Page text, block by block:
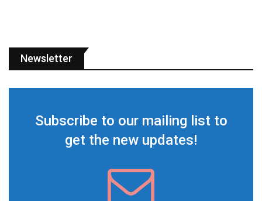
Newsletter
Subscribe to our mailing list to
get the new updates!